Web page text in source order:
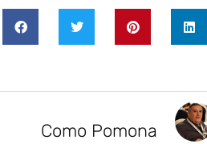
Como Pomona